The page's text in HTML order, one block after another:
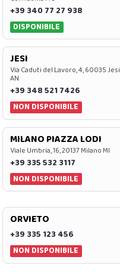
+39 340 77 27 938
DISPONIBILE
JESI
Via Caduti del Lavoro, 4, 60035 Jesi
AN
+39 348 521 7426
NON DISPONIBILE
MILANO PIAZZA LODI
Viale Umbria, 16, 20137 Milano MI
+39 335 532 3117
NON DISPONIBILE
ORVIETO
+39 335 123 456
NON DISPONIBILE